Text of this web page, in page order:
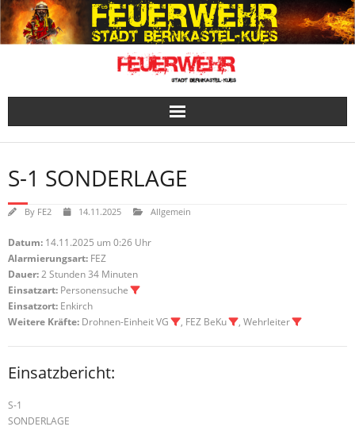
Skip
to
content
S-1 SONDERLAGE
By FE2 14.11.2025 Allgemein
Datum: 14.11.2025 um 0:26 Uhr
Alarmierungsart: FEZ
Dauer:2 Stunden 34 Minuten
Einsatzart: Personensuche
Einsatzort: Enkirch
Weitere Kräfte: Drohnen-Einheit VG , FEZ BeKu , Wehrleiter
Einsatzbericht:
S-1
SONDERLAGE